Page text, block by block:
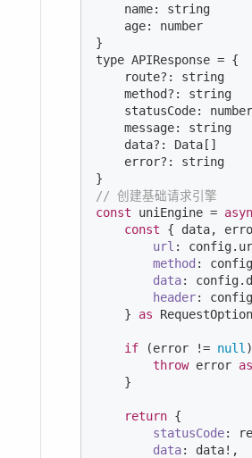
    name: string
    age: number
}
type APIResponse = {
    route?: string
    method?: string
    statusCode: number
    message: string
    data?: Data[]
    error?: string
// 创建基础请求引擎
const uniEngine =
const { data,
url :
method :
data:
header:
    }
as
if (error != null
throw error as
    }
return {
statusCode:
data: data!,